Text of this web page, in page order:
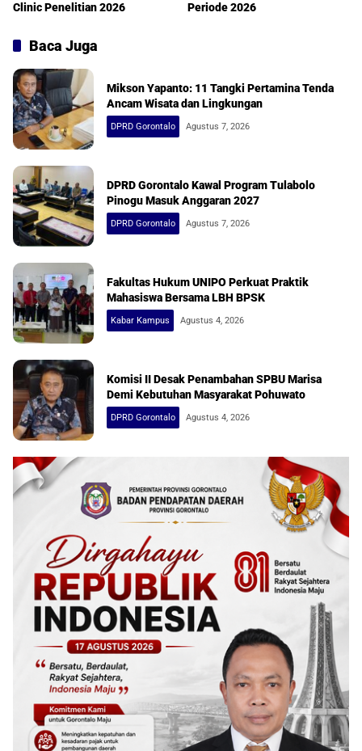
Clinic Penelitian 2026
Periode 2026
Baca Juga
Mikson Yapanto: 11 Tangki Pertamina Tenda
Ancam Wisata dan Lingkungan
DPRD Gorontalo Agustus 7, 2026
DPRD Gorontalo Kawal Program Tulabolo
Pinogu Masuk Anggaran 2027
DPRD Gorontalo Agustus 7, 2026
Fakultas Hukum UNIPO Perkuat Praktik
Mahasiswa Bersama LBH BPSK
Kabar Kampus Agustus 4, 2026
Komisi II Desak Penambahan SPBU Marisa
Demi Kebutuhan Masyarakat Pohuwato
DPRD Gorontalo Agustus 4, 2026